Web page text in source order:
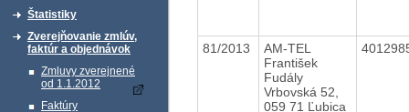
Štatistiky
Zverejňovanie zmlúv,
faktúr a objednávok
Zmluvy zverejnené
od 1.1.2012
Faktúry
81/2013
AM-TEL
František
Fudály
Vrbovská 52,
059 71 Ľubica